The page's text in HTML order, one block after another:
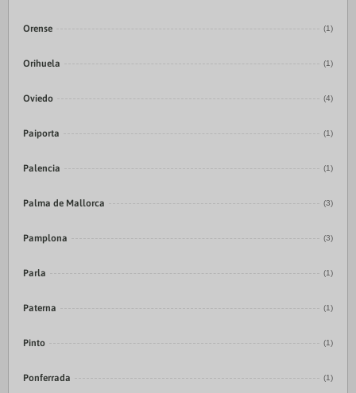
Orense (1)
Orihuela (1)
Oviedo (4)
Paiporta (1)
Palencia (1)
Palma de Mallorca (3)
Pamplona (3)
Parla (1)
Paterna (1)
Pinto (1)
Ponferrada (1)